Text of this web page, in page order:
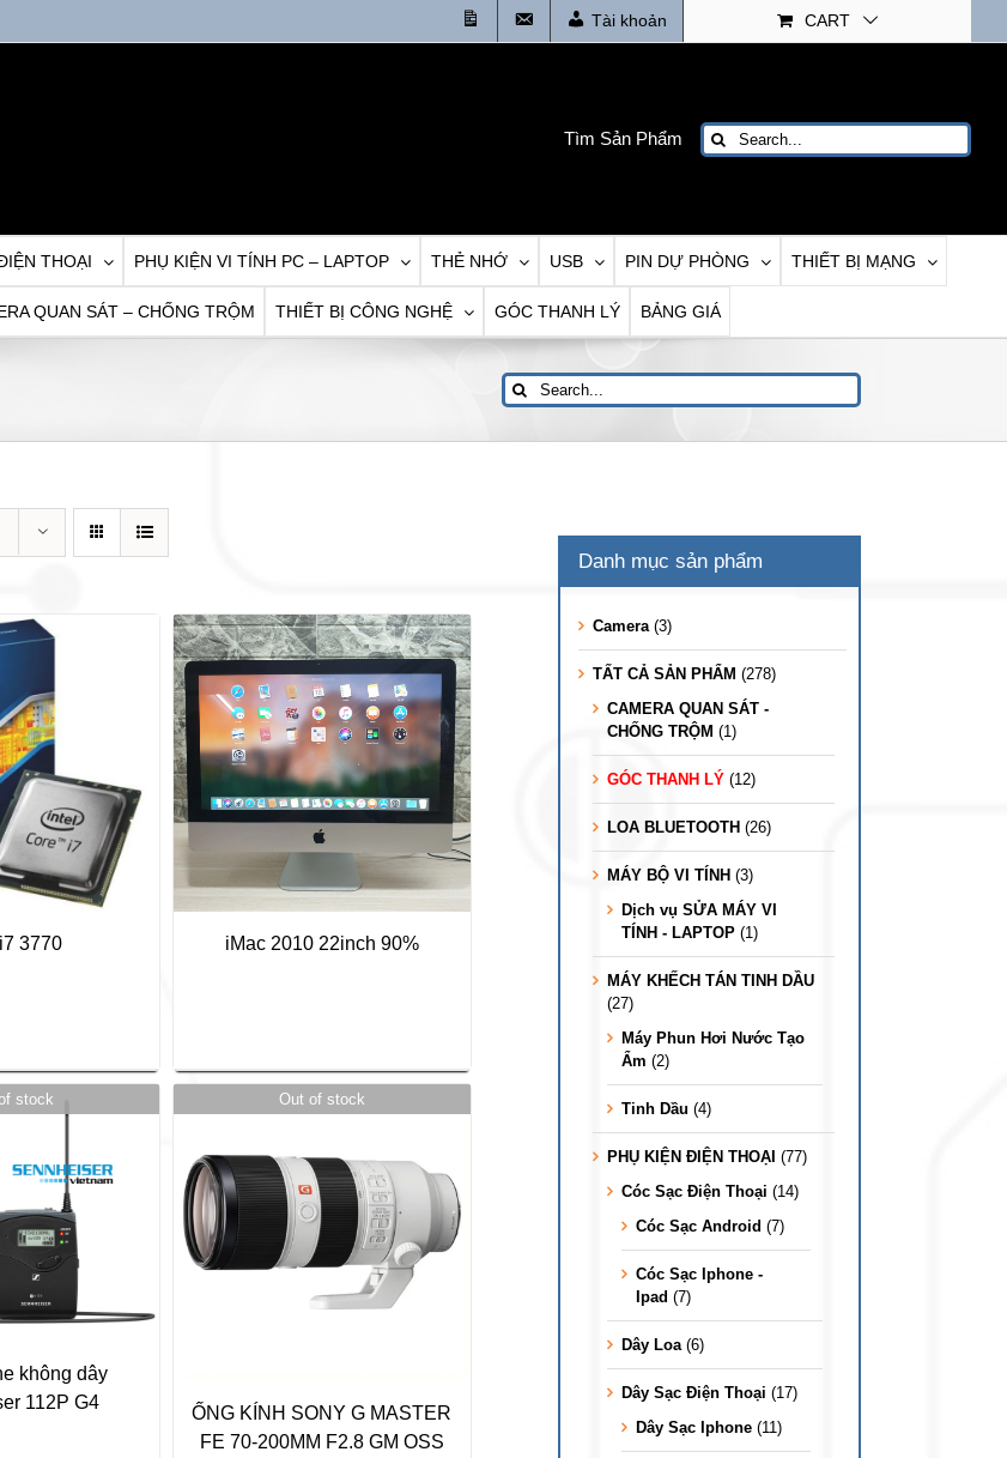
tức
Liên
Hệ
Tài khoản CART
Tìm Sản Phẩm
Search
for:
THOẠI PHỤ KIỆN VI TÍNH PC – LAPTOP THẺ NHỚ USB PIN DỰ PHÒNG THIẾT BỊ MẠNG
QUAN SÁT – CHỐNG TRỘM THIẾT BỊ CÔNG NGHỆ GÓC THANH LÝ BẢNG GIÁ
Search
for:
3770 iMac 2010 22inch 90%
stock
không dây
112P G4
Out of stock
ỐNG KÍNH SONY G MASTER
FE 70-200MM F2.8 GM OSS
Danh mục sản phẩm
Camera (3)
TẤT CẢ SẢN PHẨM (278)
CAMERA QUAN SÁT -
CHỐNG TRỘM (1)
GÓC THANH LÝ (12)
LOA BLUETOOTH (26)
MÁY BỘ VI TÍNH (3)
Dịch vụ SỬA MÁY VI
TÍNH - LAPTOP (1)
MÁY KHẾCH TÁN TINH DẦU
(27)
Máy Phun Hơi Nước Tạo
Ẩm (2)
Tinh Dầu (4)
PHỤ KIỆN ĐIỆN THOẠI (77)
Cóc Sạc Điện Thoại (14)
Cóc Sạc Android (7)
Cóc Sạc Iphone -
Ipad (7)
Dây Loa (6)
Dây Sạc Điện Thoại (17)
Dây Sạc Iphone (11)